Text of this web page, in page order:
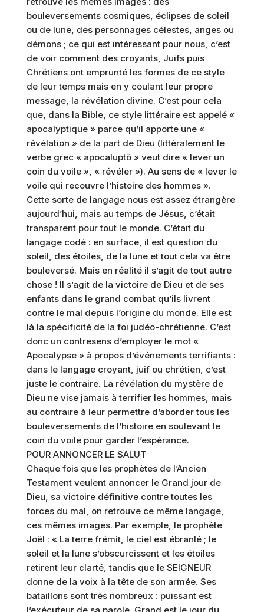
bouleversements cosmiques, éclipses de soleil
ou de lune, des personnages célestes, anges ou
démons ; ce qui est intéressant pour nous, c’est
de voir comment des croyants, Juifs puis
Chrétiens ont emprunté les formes de ce style
de leur temps mais en y coulant leur propre
message, la révélation divine. C’est pour cela
que, dans la Bible, ce style littéraire est appelé «
apocalyptique » parce qu’il apporte une «
révélation » de la part de Dieu (littéralement le
verbe grec « apocaluptô » veut dire « lever un
coin du voile », « révéler »). Au sens de « lever le
voile qui recouvre l’histoire des hommes ».
Cette sorte de langage nous est assez étrangère
aujourd’hui, mais au temps de Jésus, c’était
transparent pour tout le monde. C’était du
langage codé : en surface, il est question du
soleil, des étoiles, de la lune et tout cela va être
bouleversé. Mais en réalité il s’agit de tout autre
chose ! Il s’agit de la victoire de Dieu et de ses
enfants dans le grand combat qu’ils livrent
contre le mal depuis l’origine du monde. Elle est
là la spécificité de la foi judéo-chrétienne. C’est
donc un contresens d’employer le mot «
Apocalypse » à propos d’événements terrifiants :
dans le langage croyant, juif ou chrétien, c’est
juste le contraire. La révélation du mystère de
Dieu ne vise jamais à terrifier les hommes, mais
au contraire à leur permettre d’aborder tous les
bouleversements de l’histoire en soulevant le
coin du voile pour garder l’espérance.
POUR ANNONCER LE SALUT
Chaque fois que les prophètes de l’Ancien
Testament veulent annoncer le Grand jour de
Dieu, sa victoire définitive contre toutes les
forces du mal, on retrouve ce même langage,
ces mêmes images. Par exemple, le prophète
Joël : « La terre frémit, le ciel est ébranlé ; le
soleil et la lune s’obscurcissent et les étoiles
retirent leur clarté, tandis que le SEIGNEUR
donne de la voix à la tête de son armée. Ses
bataillons sont très nombreux : puissant est